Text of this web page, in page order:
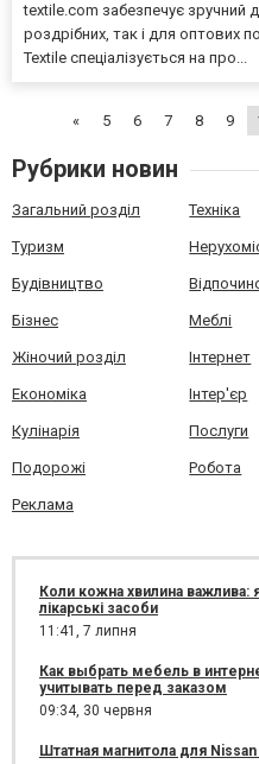
textile.com забезпечує зручний
роздрібних, так і для оптових
Textile спеціалізується на про...
« 5 6 7 8 9
Рубрики новин
Загальний розділ Техніка
Туризм
Будівництво
Бізнес Меблі
Жіночий розділ Інтернет
Економіка Інтер'єр
Кулінарія Послуги
Подорожі Робота
Реклама
Коли кожна хвилина важлива:
лікарські засоби
11:41, 7 липня
Как выбрать мебель в
учитывать перед заказом
09:34, 30 червня
Штатная магнитола для